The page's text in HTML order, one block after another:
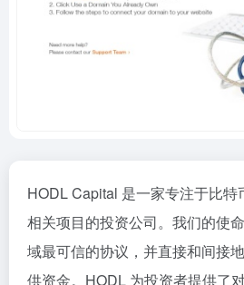
HODL Capital 是一家专注于比特
相关项目的投资公司。我们的使
域最可信的协议，并直接和间接
供资金。HODL 为投资者提供了